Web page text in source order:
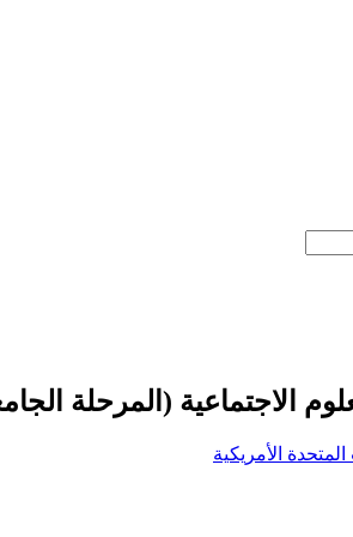
الاجتماعية (المرحلة
المتحدة الأمريكية